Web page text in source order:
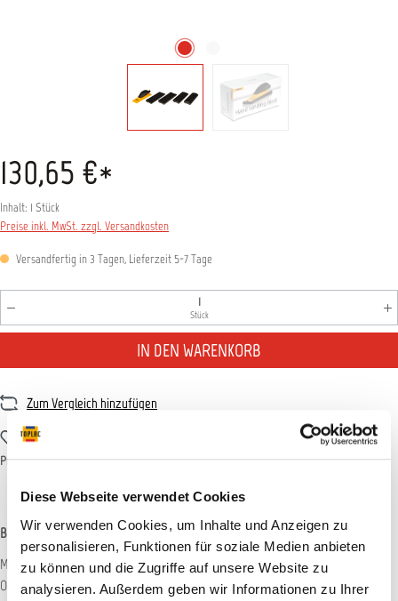
Diese Webseite verwendet Cookies
Wir verwenden Cookies, um Inhalte und Anzeigen zu
personalisieren, Funktionen für soziale Medien anbieten
zu können und die Zugriffe auf unsere Website zu
analysieren. Außerdem geben wir Informationen zu Ihrer
130,65 €*
Inhalt: 1 Stück
Preise inkl. MwSt. zzgl. Versandkosten
Versandfertig in 3 Tagen, Lieferzeit 5-7 Tage
Produkt Anzahl: Gib den gewünschten Wert ein oder
Stück
IN DEN WARENKORB
Zum Vergleich hinzufügen
Zum Merkzettel hinzufügen
Produktnummer:MIRKA520
Beschreibung
Mirka Handblock Kit 70x198 mm mit vier auswechselbaren Platten für schwierige
Oberflächen. Die integrierte Staubabsaugung ga…Mehr